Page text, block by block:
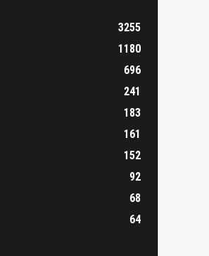
3255
1180
696
241
183
161
152
92
68
64